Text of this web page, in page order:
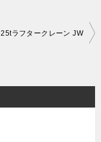
25tラフタークレーン JW